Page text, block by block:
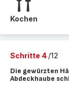
Kochen
Schritte 4 /12
Die gewürzten
Abdeckhaube